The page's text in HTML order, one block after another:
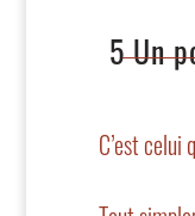
5 Un
C’est celui